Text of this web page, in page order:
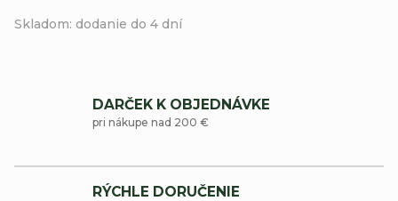
Skladom: dodanie do 4 dní
DARČEK K OBJEDNÁVKE
pri nákupe nad 200 €
RÝCHLE DORUČENIE